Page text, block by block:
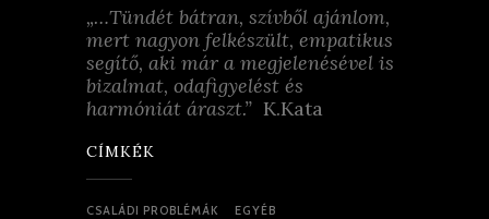
„…Tündét bátran, szívből ajánlom,
mert nagyon felkészült, empatikus
segítő, aki már a megjelenésével is
bizalmat, odafigyelést és
harmóniát áraszt.” K.Kata
CÍMKÉK
CSALÁDI PROBLÉMÁK
EGYÉB